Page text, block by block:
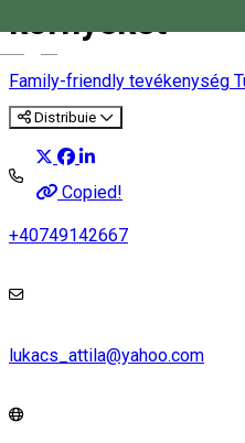
környékét
Family-friendly tevékenység
Distribuie
Copied!
+40749142667
lukacs_attila@yahoo.com